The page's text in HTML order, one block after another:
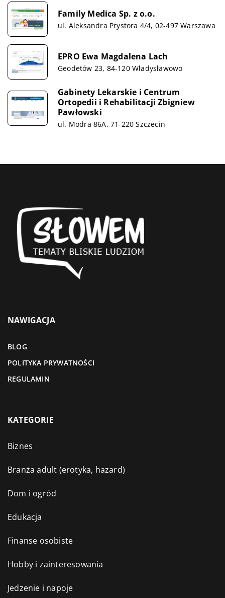
Family Medica Sp. z o.o.
ul. Aleksandra Prystora 4/4, 02-497 Warszawa
EPRO Ewa Magdalena Lach
Geodetów 23, 84-120 Władysławowo
Gabinety Lekarskie i Centrum
Ortopedii i Rehabilitacji Zbigniew
Pawłowski
ul. Modra 86A, 71-220 Szczecin
NAWIGACJA
BLOG
POLITYKA PRYWATNOŚCI
REGULAMIN
KATEGORIE
Biznes
Branża adult (erotyka, hazard)
Dom i ogród
Edukacja
Finanse osobiste
Hobby i zainteresowania
Jedzenie i napoje